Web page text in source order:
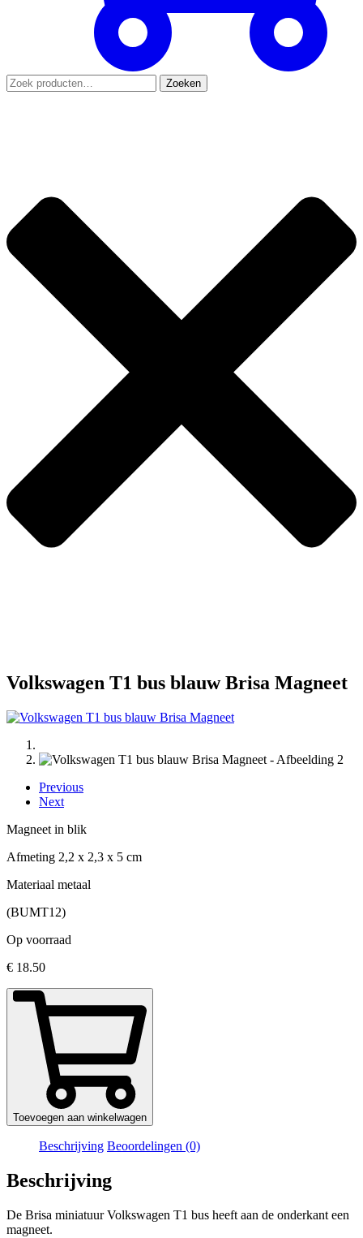
Zoeken
naar:
Zoeken
Volkswagen T1 bus blauw Brisa Magneet
Previous
Next
Magneet in blik
Afmeting 2,2 x 2,3 x 5 cm
Materiaal metaal
(BUMT12)
Op voorraad
€ 18.50
Toevoegen aan winkelwagen
Beschrijving Beoordelingen (0)
Beschrijving
De Brisa miniatuur Volkswagen T1 bus heeft aan de onderkant een
magneet.